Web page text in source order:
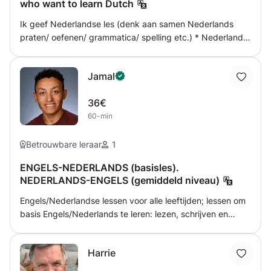
en leerdoelen. Samen bouwen we aan een sterke basis en
ontwikkelen we de vaardigheden die je nodig hebt om
vloeiend en zelfverzekerd Nederlands te spreken.
who want to learn Dutch
Ik geef Nederlandse les (denk aan samen Nederlands
praten/ oefenen/ grammatica/ spelling etc.) * Nederlands
wandelen in het park en kletsen over dagelijkse thema's
Jamal
36€
60-min
Betrouwbare leraar 1
ENGELS-NEDERLANDS (basisles).
NEDERLANDS-ENGELS (gemiddeld niveau)
Engels/Nederlandse lessen voor alle leeftijden; lessen om
basis Engels/Nederlands te leren: lezen, schrijven en
beschikbaar op niveau A1, A2, B1, B2 en C1.
Harrie